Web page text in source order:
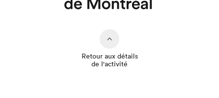
Retour aux détails
de l'activité